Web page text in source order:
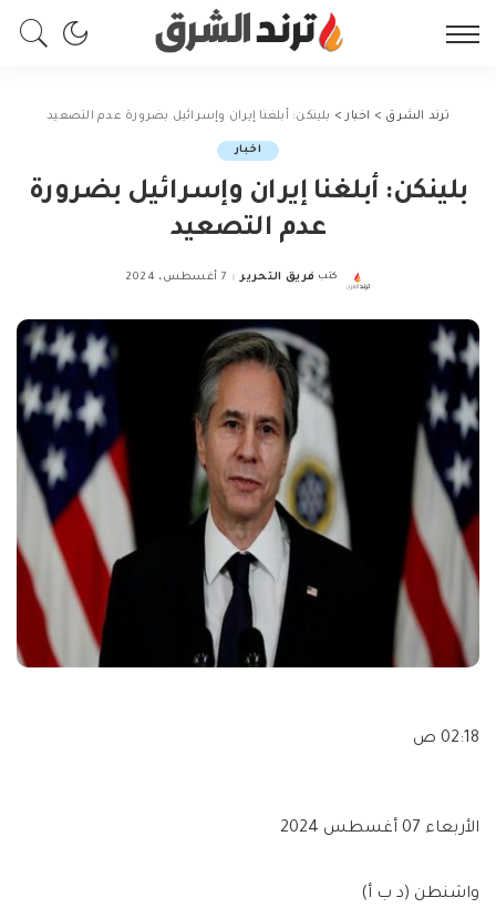
ترند الشرق > اخبار > بلينكن: أبلغنا إيران وإسرائيل بضرورة عدم التصعيد
اخبار
بلينكن: أبلغنا إيران وإسرائيل بضرورة
عدم التصعيد
Posted
كتب فريق التحرير 7 أغسطس، 2024
02:18 ص
الأربعاء 07 أغسطس 2024
واشنطن (د ب أ)